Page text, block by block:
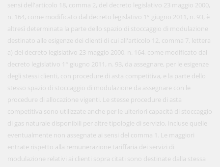
sensi dell'articolo 18, comma 2, del decreto legislativo 23 maggio 2000,
n. 164, come modificato dal decreto legislativo 1° giugno 2011, n. 93, è
altresì determinata la parte dello spazio di stoccaggio di modulazione
destinato alle esigenze dei clienti di cui all'articolo 12, comma 7, lettera
a) del decreto legislativo 23 maggio 2000, n. 164, come modificato dal
decreto legislativo 1° giugno 2011, n. 93, da assegnare, per le esigenze
degli stessi clienti, con procedure di asta competitiva, e la parte dello
stesso spazio di stoccaggio di modulazione da assegnare con le
procedure di allocazione vigenti. Le stesse procedure di asta
competitiva sono utilizzate anche per le ulteriori capacità di stoccaggio
di gas naturale disponibili per altre tipologie di servizio, incluse quelle
eventualmente non assegnate ai sensi del comma 1. Le maggiori
entrate rispetto alla remunerazione tariffaria dei servizi di
modulazione relativi ai clienti sopra citati sono destinate dalla stessa